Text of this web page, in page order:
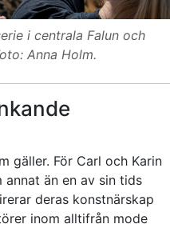
i centrala Falun och
Anna Holm.
gäller. För Carl och Karin
annat än en av sin tids
deras konstnärskap
inom alltifrån mode